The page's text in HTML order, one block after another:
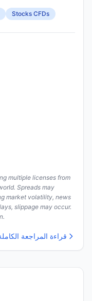
Stocks CFDs
multiple licenses from
Spreads may
market volatility, news
slippage may occur.
قراءة المراجعة